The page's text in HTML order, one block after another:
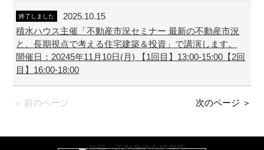
終了しました
2025.10.15
積水ハウス主催「不動産市況セミナー 最新の不動産市況
と、長期視点で考える住宅建築＆投資」で講演します。
開催日：20245年11月10日(月) 【1回目】13:00-15:00【2回
目】16:00-18:00
＜ 前のページ 次のページ ＞